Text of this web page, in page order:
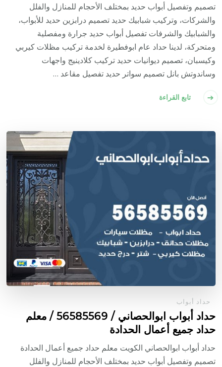
تصميم وتفصيل أبواب حديد بمختلف الأحجام للمنازل والفلل
والشركات، وتركيب شبابيك حديد تصميم درابزين حديد للأبواب،
والشبابيك والشرفات تفصيل أبواب حديد جرارة ومفصلية
ومتحركة، لدينا حداد عام ابوفطيرة لخدمة تركيب مظلات كيربي
وكيسبان، تصميم ديوانيات حديد تركيب كلادينيج واجهات
وساندوتش بانل تصميم سواتر حديد تفصيل مقاعد …
تابع القراءة
حداد أبواب
حداد أبواب ابوالحصاني / 56585569 / معلم
حداد جميع أعمال الحدادة
حداد أبواب ابوالحصاني الكويت معلم حداد جميع أعمال الحدادة
تصميم وتفصيل أبواب حديد بمختلف الأحجام للمنازل والفلل